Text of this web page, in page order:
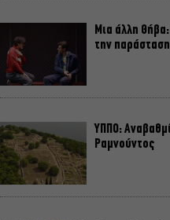
Μια άλλη
την
ΥΠΠΟ:
Ραμνούντος